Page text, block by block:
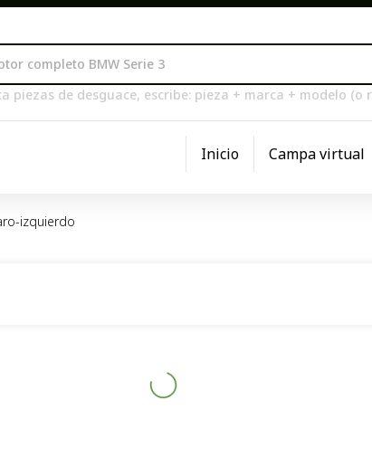
piezas de desguace, escribe: pieza + marca + modelo (o
Inicio Campa virtual
izquierdo